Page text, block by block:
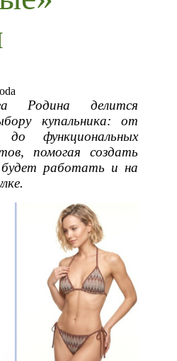
Родина делится
купальника: от
функциональных
помогая создать
работать и на